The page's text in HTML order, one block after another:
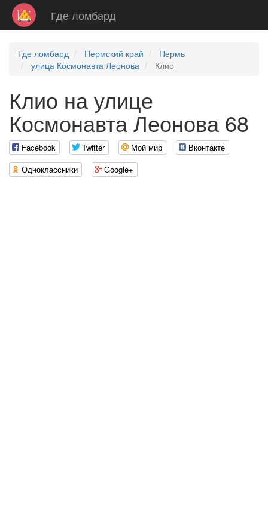
Где ломбард
Где ломбард Пермский край
Пермь
улица Космонавта Леонова
Клио
Клио на улице
Космонавта Леонова 68
Facebook Twitter Мой мир
Вконтакте
Одноклассники
Google+